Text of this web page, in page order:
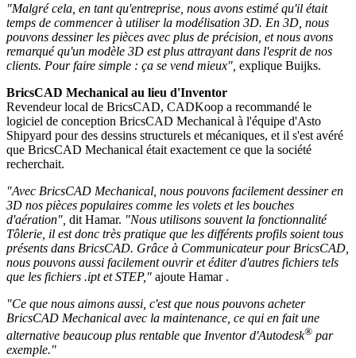
"Malgré cela, en tant qu'entreprise, nous avons estimé qu'il était
temps de commencer à utiliser la modélisation 3D. En 3D, nous
pouvons dessiner les pièces avec plus de précision, et nous avons
remarqué qu'un modèle 3D est plus attrayant dans l'esprit de nos
clients. Pour faire simple : ça se vend mieux", explique Buijks.
BricsCAD Mechanical au lieu d'Inventor
Revendeur local de BricsCAD, CADKoop a recommandé le
logiciel de conception BricsCAD Mechanical à l'équipe d'Asto
Shipyard pour des dessins structurels et mécaniques, et il s'est avéré
que BricsCAD Mechanical était exactement ce que la société
recherchait.
"Avec BricsCAD Mechanical, nous pouvons facilement dessiner en
3D nos pièces populaires comme les volets et les bouches
d'aération", dit Hamar. "Nous utilisons souvent la fonctionnalité
Tôlerie, il est donc très pratique que les différents profils soient tous
présents dans BricsCAD. Grâce à Communicateur pour BricsCAD,
nous pouvons aussi facilement ouvrir et éditer d'autres fichiers tels
que les fichiers .ipt et STEP," ajoute Hamar .
"Ce que nous aimons aussi, c'est que nous pouvons acheter
BricsCAD Mechanical avec la maintenance, ce qui en fait une
alternative beaucoup plus rentable que Inventor d'Autodesk® par
exemple."